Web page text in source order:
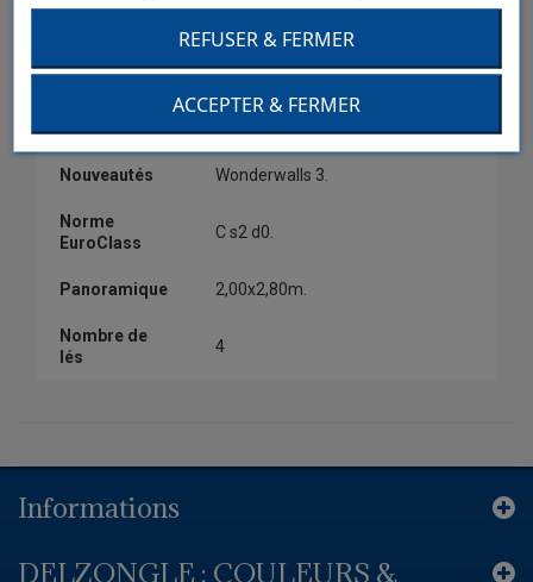
Vinyle sur intissé.
Collection Wonderwalls 3.
Nouveautés Wonderwalls 3.
Norme
EuroClass
C s2 d0.
Panoramique 2,00x2,80m.
Nombre de
lés
4
Informations
DELZONGLE : COULEURS &
REFUSER & FERMER
ACCEPTER & FERMER